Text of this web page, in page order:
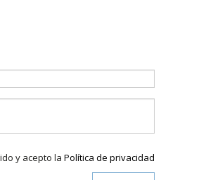
y acepto la Política de privacidad